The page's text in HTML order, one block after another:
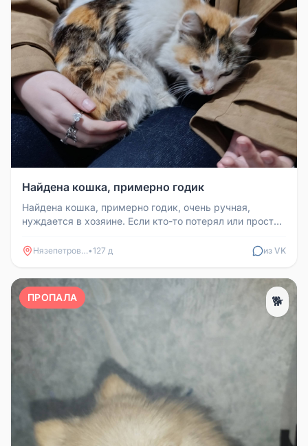
Найдена кошка, примерно годик
Найдена кошка, примерно годик, очень ручная,
нуждается в хозяине. Если кто-то потерял или просто
Нязепетровск•127 д из VK
ПРОПАЛА 🐕